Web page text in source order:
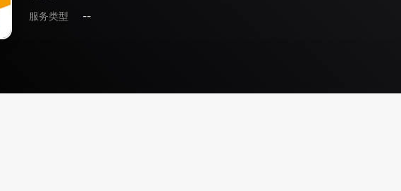
服务类型
--